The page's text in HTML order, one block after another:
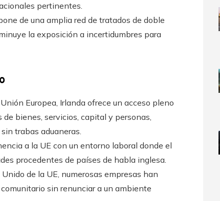
pertinentes.
de una amplia red de tratados de doble
la exposición a incertidumbres para
Europea, Irlanda ofrece un acceso pleno
bienes, servicios, capital y personas,
trabas aduaneras.
a la UE con un entorno laboral donde el
procedentes de países de habla inglesa.
de la UE, numerosas empresas han
sin renunciar a un ambiente